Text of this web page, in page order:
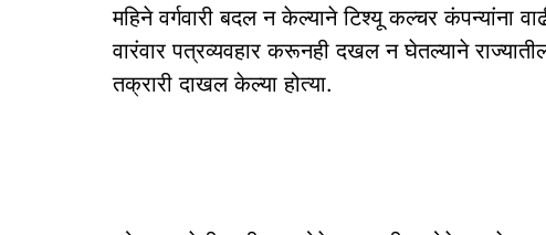
महिने वर्गवारी बदल न केल्याने टिश्यू कल्चर कंपन्यांना
वारंवार पत्रव्यवहार करूनही दखल न घेतल्याने
तक्रारी दाखल केल्या होत्या.